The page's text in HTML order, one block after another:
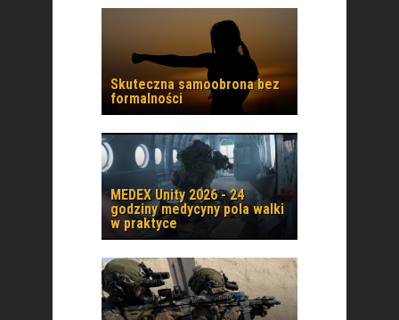
Skuteczna samoobrona bez
formalności
MEDEX Unity 2026 - 24
godziny medycyny pola walki
w praktyce